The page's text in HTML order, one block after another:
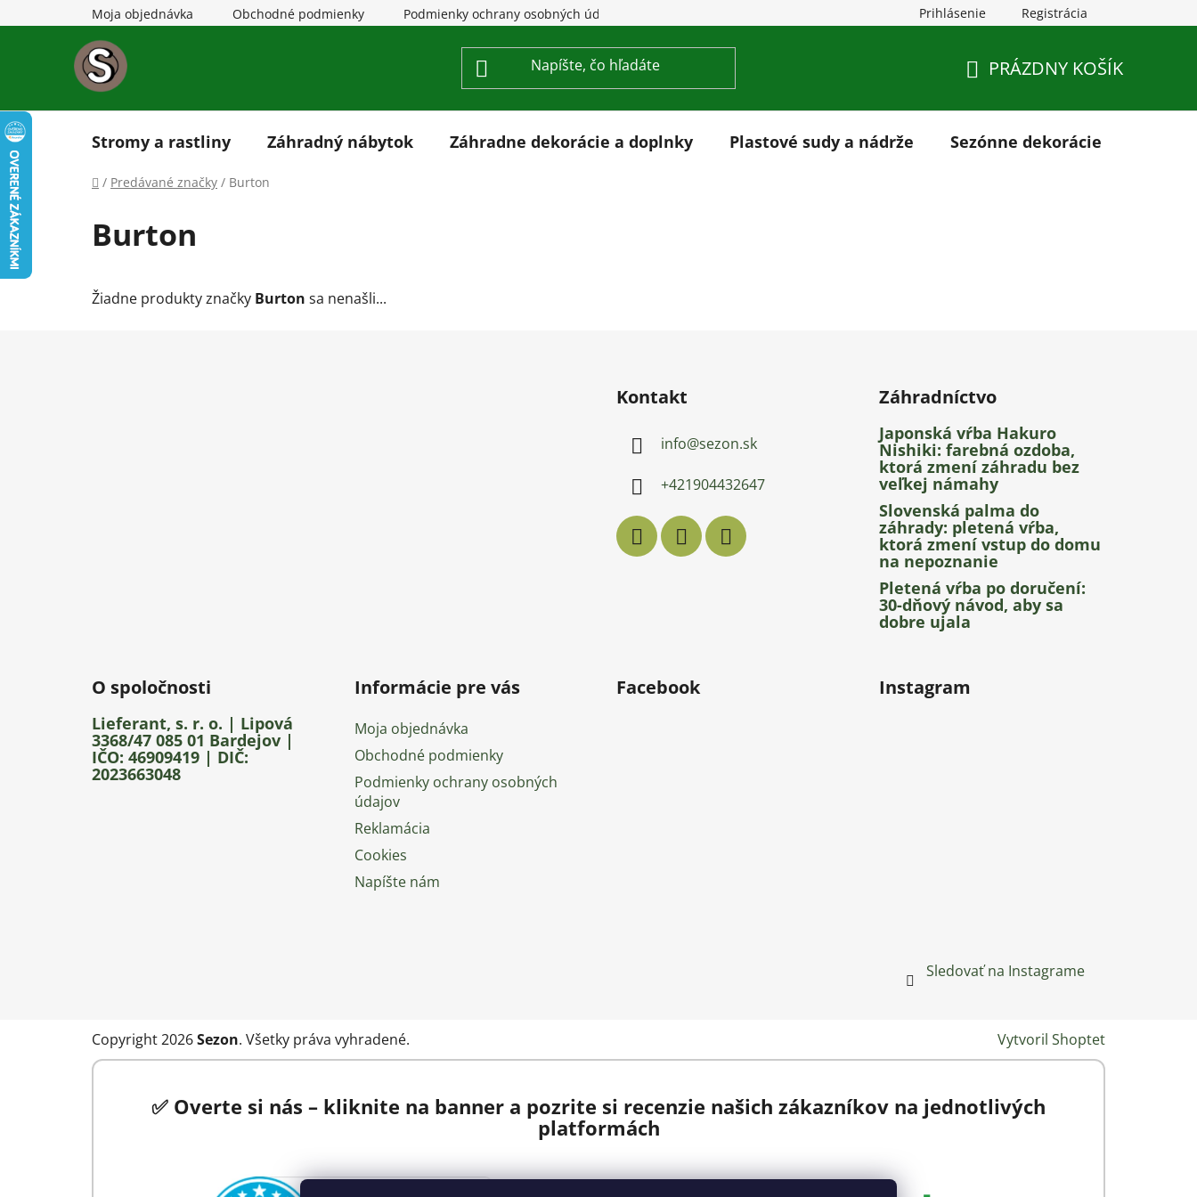
na
Moja objednávka Obchodné podmienky Podmienky ochrany osobných údajov Napíšte námPrihlásenie Registrácia
KOŠÍK
PRÁZDNY KOŠÍK
Stromy a rastliny Záhradný nábytok Záhradne dekorácie a doplnky Plastové sudy a nádrže Sezónne dekorácie
Domov
/ Predávané značky / Burton
Burton
Žiadne produkty značky Burton sa nenašli...
Kontakt
info@sezon.sk
+421904432647
Záhradníctvo
Japonská vŕba Hakuro
Nishiki: farebná ozdoba,
ktorá zmení záhradu bez
veľkej námahy
Slovenská palma do
záhrady: pletená vŕba,
ktorá zmení vstup do domu
na nepoznanie
Pletená vŕba po doručení:
30-dňový návod, aby sa
dobre ujala
O spoločnosti
Lieferant, s. r. o. | Lipová
3368/47 085 01 Bardejov |
IČO: 46909419 | DIČ:
2023663048
Informácie pre vás
Moja objednávka
Obchodné podmienky
Podmienky ochrany osobných
údajov
Reklamácia
Cookies
Napíšte nám
Facebook Instagram
Sledovať na Instagrame
Vytvoril Shoptet
Copyright 2026Sezon. Všetky práva vyhradené.
✅ Overte si nás – kliknite na banner a pozrite si recenzie našich zákazníkov na jednotlivých
platformách